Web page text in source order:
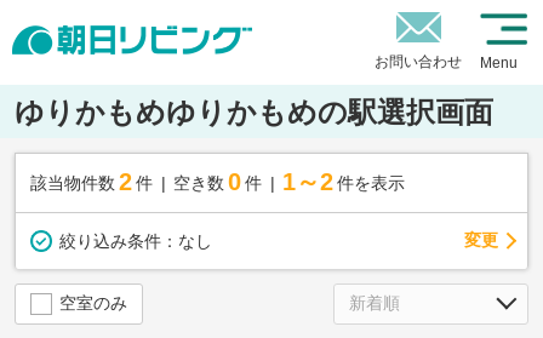
お問い合わせ Menu
ゆりかもめゆりかもめの駅選択画面
該当物件数 2件 空き数 0 件 1～2 件を表示
絞り込み条件： なし 変更
空室のみ